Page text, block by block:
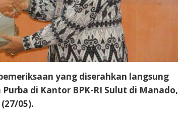
yang diserahkan langsung
di Kantor BPK-RI Sulut di Manado,
05).